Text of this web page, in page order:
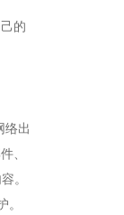
的
络出
、
。
。